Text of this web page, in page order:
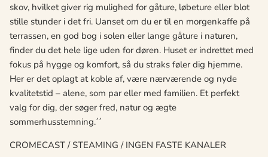
skov, hvilket giver rig mulighed for gåture, løbeture eller blot
stille stunder i det fri. Uanset om du er til en morgenkaffe på
terrassen, en god bog i solen eller lange gåture i naturen,
finder du det hele lige uden for døren. Huset er indrettet med
fokus på hygge og komfort, så du straks føler dig hjemme.
Her er det oplagt at koble af, være nærværende og nyde
kvalitetstid – alene, som par eller med familien. Et perfekt
valg for dig, der søger fred, natur og ægte
sommerhusstemning.´´
CROMECAST / STEAMING / INGEN FASTE KANALER